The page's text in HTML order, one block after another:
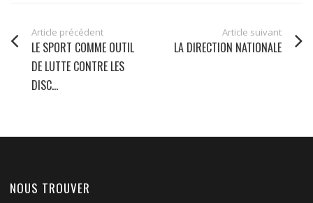
Article précédent
LE SPORT COMME OUTIL
DE LUTTE CONTRE LES
DISC...
Article suivant
LA DIRECTION NATIONALE
NOUS TROUVER